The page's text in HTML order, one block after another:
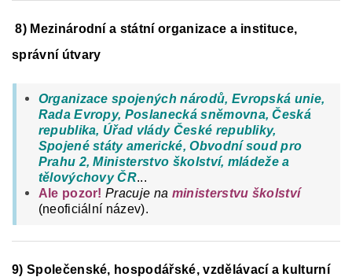
8) Mezinárodní a státní organizace a instituce,
správní útvary
Organizace spojených národů, Evropská unie,
Rada Evropy, Poslanecká sněmovna, Česká
republika, Úřad vlády České republiky,
Spojené státy americké, Obvodní soud pro
Prahu 2, Ministerstvo školství, mládeže a
tělovýchovy ČR...
Ale pozor! Pracuje na ministerstvu školství
(neoficiální název).
9) Společenské, hospodářské, vzdělávací a kulturní